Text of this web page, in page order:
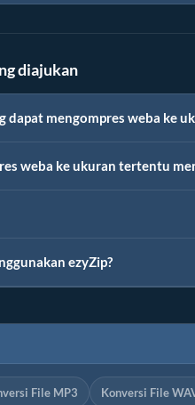
diajukan
dapat mengompres weba ke
weba ke ukuran tertentu
ezyZip?
File MP3 Konversi File